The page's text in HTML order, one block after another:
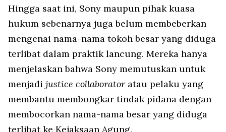
Hingga saat ini, Sony maupun pihak kuasa
hukum sebenarnya juga belum membeberkan
mengenai nama-nama tokoh besar yang diduga
terlibat dalam praktik lancung. Mereka hanya
menjelaskan bahwa Sony memutuskan untuk
menjadi justice collaborator atau pelaku yang
membantu membongkar tindak pidana dengan
membocorkan nama-nama besar yang diduga
terlibat ke Kejaksaan Agung.